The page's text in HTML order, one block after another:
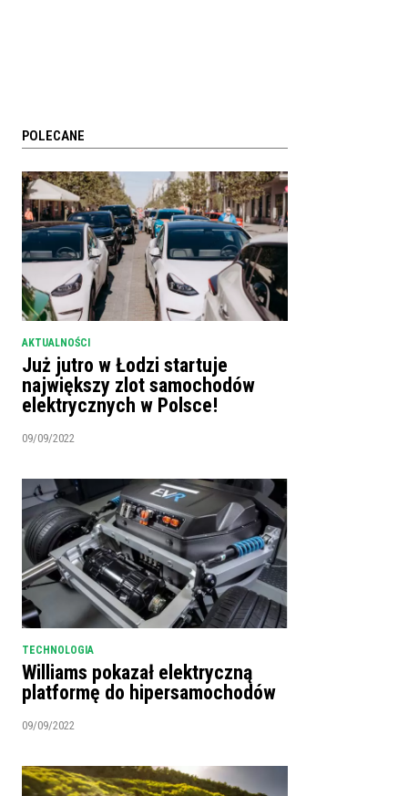
POLECANE
AKTUALNOŚCI
Już jutro w Łodzi startuje
największy zlot samochodów
elektrycznych w Polsce!
09/09/2022
TECHNOLOGIA
Williams pokazał elektryczną
platformę do hipersamochodów
09/09/2022